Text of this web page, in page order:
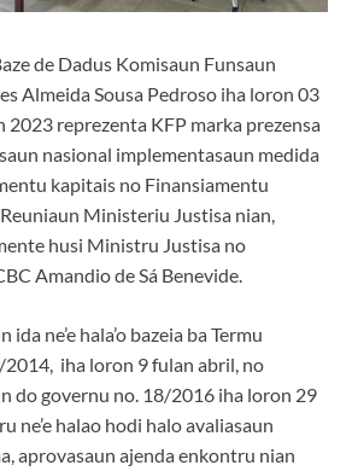
de Dadus Komisaun Funsaun
Almeida Sousa Pedroso iha loron 03
2023 reprezenta KFP marka prezensa
nasional implementasaun medida
kapitais no Finansiamentu
Ministeriu Justisa nian,
husi Ministru Justisa no
Amandio de Sá Benevide.
ne’e hala’o bazeia ba Termu
2014, iha loron 9 fulan abril, no
do governu no. 18/2016 iha loron 29
ne’e halao hodi halo avaliasaun
aprovasaun ajenda enkontru nian